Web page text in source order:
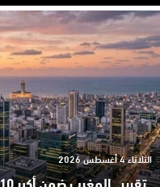
الثلاثاء 4 أغسطس 2026